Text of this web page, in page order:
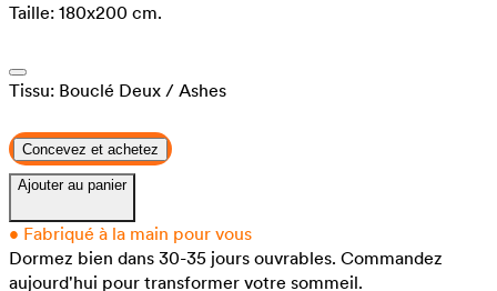
Taille: 180x200 cm.
Tissu: Bouclé Deux / Ashes
Concevez et achetez
Ajouter au panier
• Fabriqué à la main pour vous
Dormez bien dans 30-35 jours ouvrables. Commandez
aujourd'hui pour transformer votre sommeil.